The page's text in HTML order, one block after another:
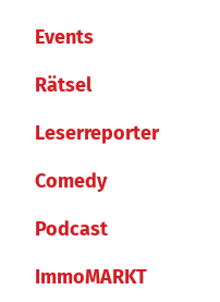
Events
Rätsel
Leserreporter
Comedy
Podcast
ImmoMARKT